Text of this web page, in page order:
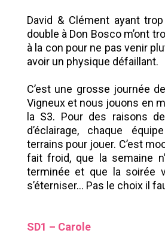
David & Clément ayant
double à Don Bosco m’ont
à la con pour ne pas venir
avoir un physique défaillant.
C’est une grosse journée
Vigneux et nous jouons en
la S3. Pour des raisons
d’éclairage, chaque
terrains pour jouer. C’est
fait froid, que la semaine
terminée et que la soirée
s’éterniser... Pas le choix il
SD1 – Carole